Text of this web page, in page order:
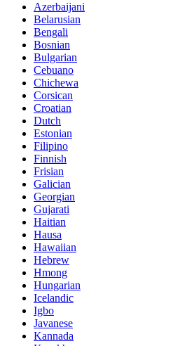
Azerbaijani
Belarusian
Bengali
Bosnian
Bulgarian
Cebuano
Chichewa
Corsican
Croatian
Dutch
Estonian
Filipino
Finnish
Frisian
Galician
Georgian
Gujarati
Haitian
Hausa
Hawaiian
Hebrew
Hmong
Hungarian
Icelandic
Igbo
Javanese
Kannada